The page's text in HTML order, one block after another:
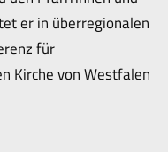
er in überregionalen
für
Kirche von Westfalen